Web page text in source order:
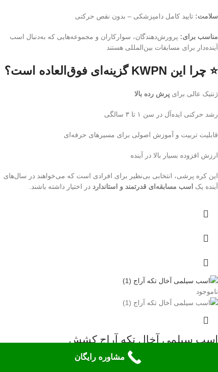
سلامت: تایید کامل دامپزشکی – بدون نقص حرکتی
مناسب برای: پرورش‌دهندگان، سوارکاران و مجموعه‌هایی که به‌دنبال اسب
آینده‌دار برای مسابقات بین‌المللی هستند
⭐ چرا این KWPN گزینه‌ای فوق‌العاده است؟
ژنتیک عالی برای پرش رده بالا
رشد حرکتی ایده‌آل در سن ۱ تا ۳ سالگی
قابلیت تربیت و آموزش اصولی برای مسیرهای حرفه‌ای
ارزش افزوده بسیار بالا در آینده
این کره پرشی، انتخابی بی‌نظیر برای افرادی است که می‌خواهند در سال‌های
آینده یک
اسب مسابقه‌ای قدرتمند و استاندارد در اختیار داشته باشند.
ناموجود
اسب سیلمی آخال تکه آراج کشش
مشاوره رایگان